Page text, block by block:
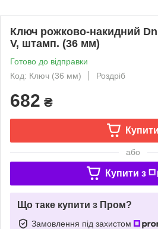
Ключ рожково-накидний
V, штамп. (36 мм)
Готово до відправки
Код: Ключ (36 мм)
Роздріб
682 ₴
Купити
або
Купити з
Що таке купити з Пром?
Замовлення під захистом